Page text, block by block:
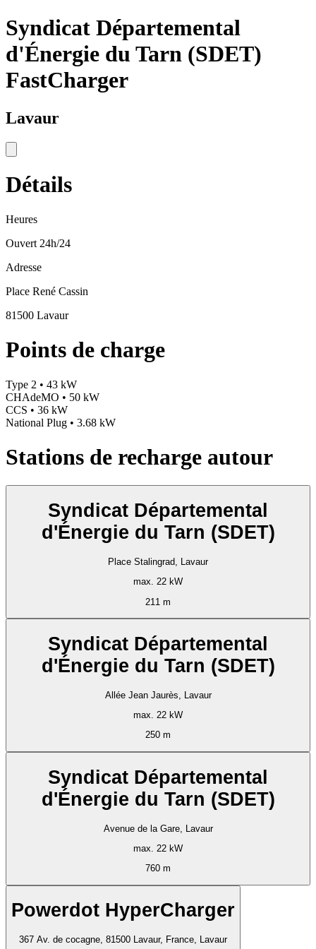
Syndicat Départemental
d'Énergie du Tarn (SDET)
FastCharger
Lavaur
Détails
Heures
Ouvert 24h/24
Adresse
Place René Cassin
81500 Lavaur
Points de charge
Type 2 • 43 kW
CHAdeMO • 50 kW
CCS • 36 kW
National Plug • 3.68 kW
Stations de recharge autour
Syndicat Départemental
d'Énergie du Tarn (SDET)
Place Stalingrad, Lavaur
max. 22 kW
211 m
Syndicat Départemental
d'Énergie du Tarn (SDET)
Allée Jean Jaurès, Lavaur
max. 22 kW
250 m
Syndicat Départemental
d'Énergie du Tarn (SDET)
Avenue de la Gare, Lavaur
max. 22 kW
760 m
Powerdot HyperCharger
367 Av. de cocagne, 81500 Lavaur, France, Lavaur